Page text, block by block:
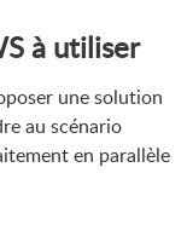
à utiliser
une solution
au scénario
en parallèle